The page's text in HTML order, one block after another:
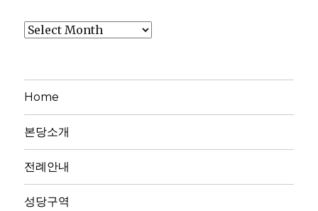
Archives
Home
본당소개
전례안내
성당구역